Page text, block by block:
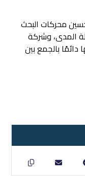
محركات البحث
المدى، وشركة
دائمًا بالجمع بين